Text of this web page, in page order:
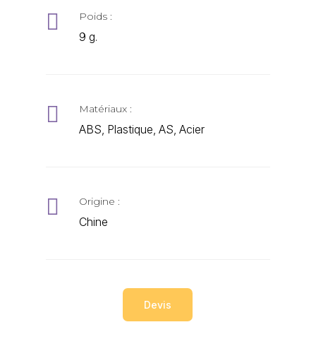
 Poids :
9 g.
 Matériaux :
ABS, Plastique, AS, Acier
 Origine :
Chine
Devis